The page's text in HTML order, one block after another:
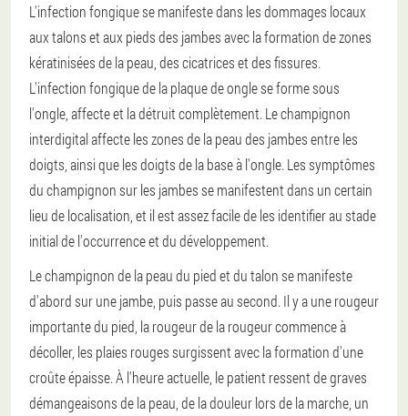
L'infection fongique se manifeste dans les dommages locaux
aux talons et aux pieds des jambes avec la formation de zones
kératinisées de la peau, des cicatrices et des fissures.
L'infection fongique de la plaque de ongle se forme sous
l'ongle, affecte et la détruit complètement. Le champignon
interdigital affecte les zones de la peau des jambes entre les
doigts, ainsi que les doigts de la base à l'ongle. Les symptômes
du champignon sur les jambes se manifestent dans un certain
lieu de localisation, et il est assez facile de les identifier au stade
initial de l'occurrence et du développement.
Le champignon de la peau du pied et du talon se manifeste
d'abord sur une jambe, puis passe au second. Il y a une rougeur
importante du pied, la rougeur de la rougeur commence à
décoller, les plaies rouges surgissent avec la formation d'une
croûte épaisse. À l'heure actuelle, le patient ressent de graves
démangeaisons de la peau, de la douleur lors de la marche, un